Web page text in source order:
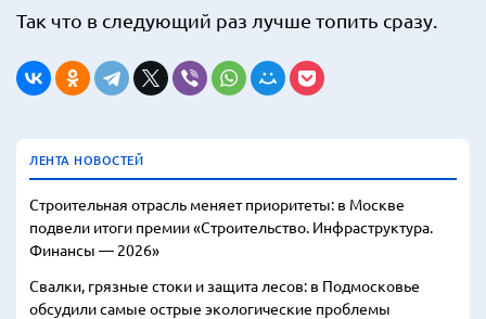
Так что в следующий раз лучше топить сразу.
ЛЕНТА НОВОСТЕЙ
Строительная отрасль меняет приоритеты: в Москве
подвели итоги премии «Строительство. Инфраструктура.
Финансы — 2026»
Свалки, грязные стоки и защита лесов: в Подмосковье
обсудили самые острые экологические проблемы